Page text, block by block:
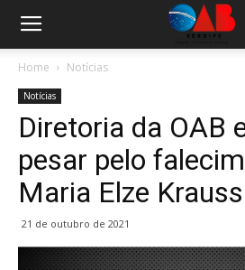
Home Notícias
Notícias
Diretoria da OAB
pesar pelo
Maria Elze Krauss
21 de outubro de 2021